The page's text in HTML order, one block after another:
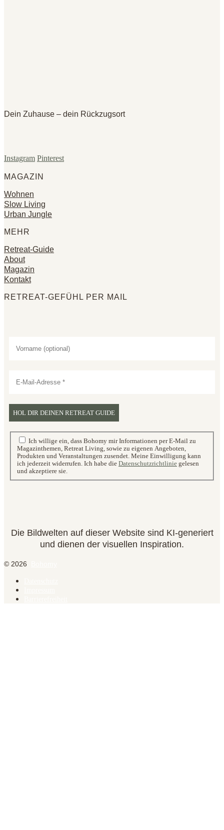
Dein Zuhause – dein Rückzugsort
Instagram Pinterest
MAGAZIN
Wohnen
Slow Living
Urban Jungle
MEHR
Retreat-Guide
About
Magazin
Kontakt
RETREAT-GEFÜHL PER MAIL
Ich willige ein, dass Bohomy mir Informationen per E-Mail zu
Magazinthemen, Retreat Living, sowie zu eigenen Angeboten,
Produkten und Veranstaltungen zusendet. Meine Einwilligung kann
ich jederzeit widerrufen. Ich habe die Datenschutzrichtlinie gelesen
und akzeptiere sie.
Die Bildwelten auf dieser Website sind KI-generiert
und dienen der visuellen Inspiration.
© 2026